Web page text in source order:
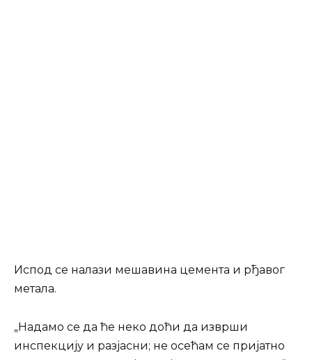
Испод се налази мешавина цемента и рђавог
метала.
„Надамо се да ће неко доћи да изврши
инспекцију и разјасни; не осећам се пријатно